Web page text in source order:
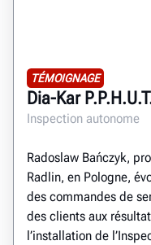
TÉMOIGNAGE
Dia-Kar
Inspection autonome
Radoslaw Bańczyk,
Radlin, en Pologne,
des commandes de
des clients aux
l’installation de